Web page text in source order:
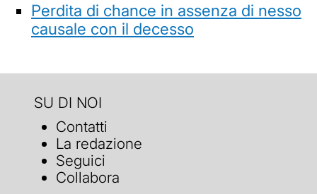
Perdita di chance in assenza di nesso
causale con il decesso
SU DI NOI
Contatti
La redazione
Seguici
Collabora